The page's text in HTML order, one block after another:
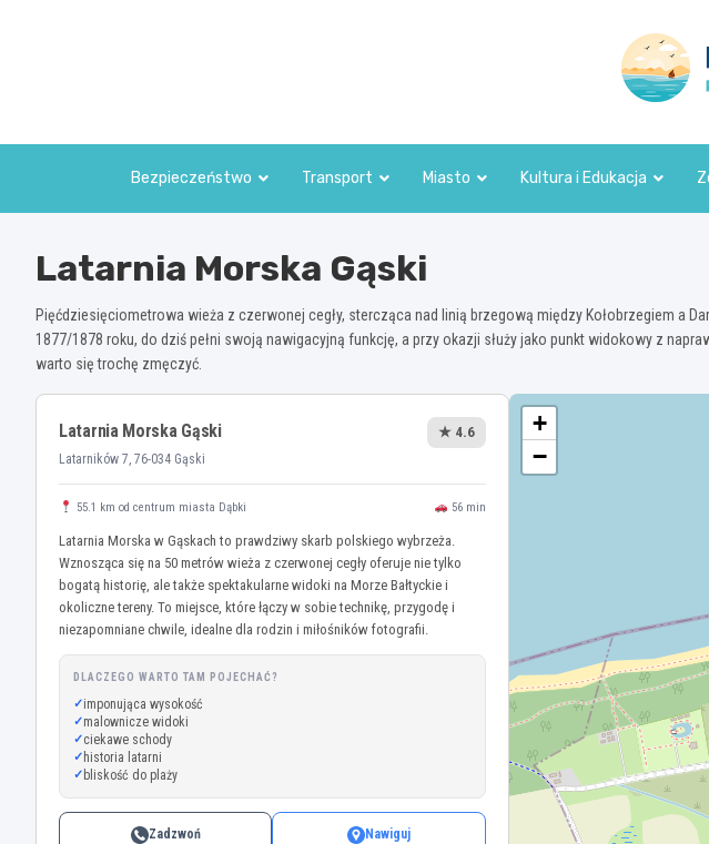
Bezpieczeństwo Transport Miasto Kultura i Edukacja
Latarnia Morska Gąski
Pięćdziesięciometrowa wieża z czerwonej cegły, stercząca nad linią brzegową między Kołobrzegiem a
1877/1878 roku, do dziś pełni swoją nawigacyjną funkcję, a przy okazji służy jako punkt widokowy z
warto się trochę zmęczyć.
Latarnia Morska Gąski
Latarników 7, 76-034 Gąski
★ 4.6
55.1 km od centrum miasta Dąbki 56 min
Latarnia Morska w Gąskach to prawdziwy skarb polskiego wybrzeża.
Wznosząca się na 50 metrów wieża z czerwonej cegły oferuje nie tylko
bogatą historię, ale także spektakularne widoki na Morze Bałtyckie i
okoliczne tereny. To miejsce, które łączy w sobie technikę, przygodę i
niezapomniane chwile, idealne dla rodzin i miłośników fotografii.
DLACZEGO WARTO TAM POJECHAĆ?
imponująca wysokość
malownicze widoki
ciekawe schody
historia latarni
bliskość do plaży
Zadzwoń Nawiguj
+
−